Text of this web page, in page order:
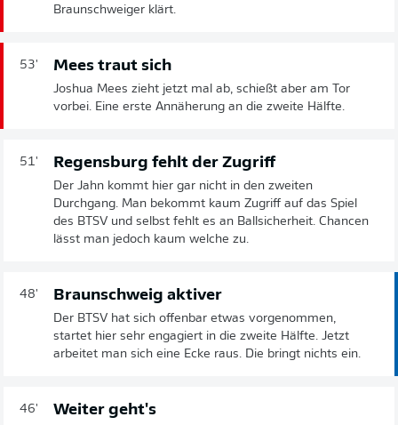
Braunschweiger klärt.
53' Mees traut sich
Joshua Mees zieht jetzt mal ab, schießt aber am Tor
vorbei. Eine erste Annäherung an die zweite Hälfte.
51' Regensburg fehlt der Zugriff
Der Jahn kommt hier gar nicht in den zweiten
Durchgang. Man bekommt kaum Zugriff auf das Spiel
des BTSV und selbst fehlt es an Ballsicherheit. Chancen
lässt man jedoch kaum welche zu.
48' Braunschweig aktiver
Der BTSV hat sich offenbar etwas vorgenommen,
startet hier sehr engagiert in die zweite Hälfte. Jetzt
arbeitet man sich eine Ecke raus. Die bringt nichts ein.
46' Weiter geht's